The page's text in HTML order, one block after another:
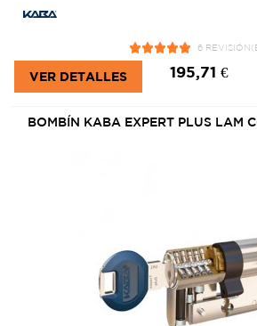
6
195,71 €
VER DETALLES
BOMBÍN KABA EXPERT PLUS LAM